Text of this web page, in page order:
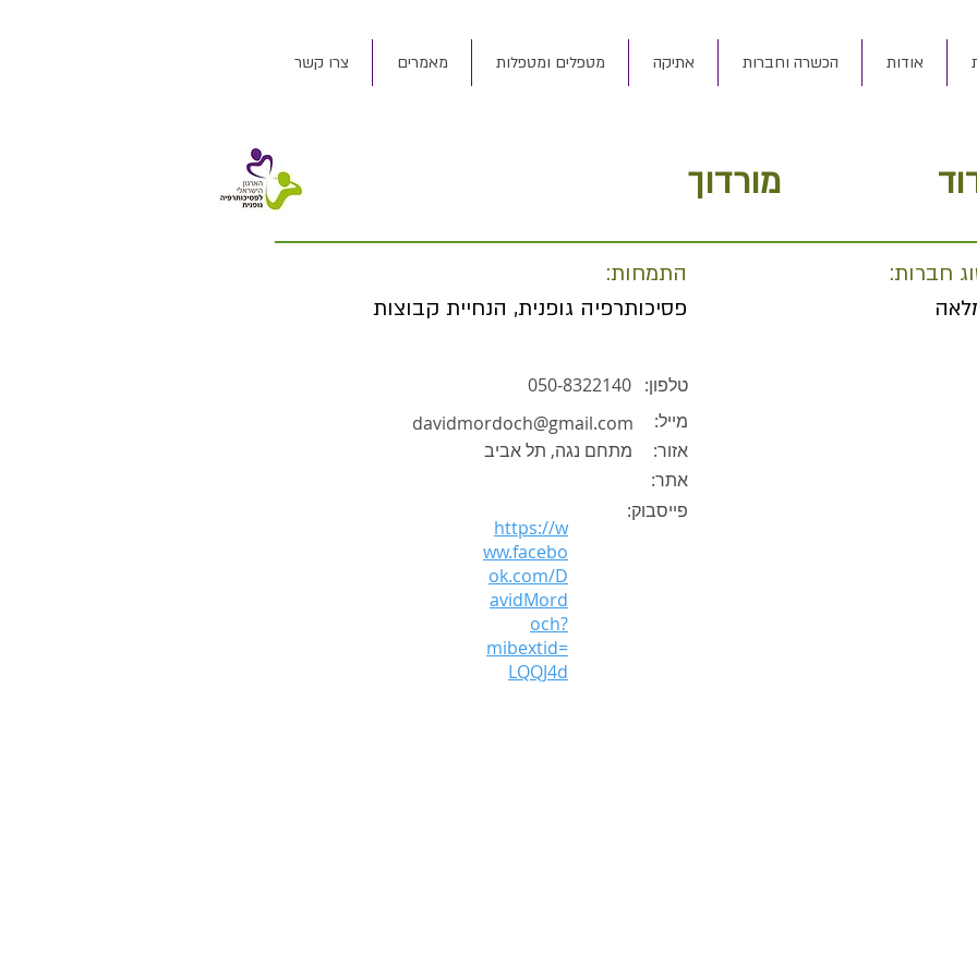
אודות הכשרה וחברות אתיקה מטפלים ומטפלות מאמרים צרו קשר
מורדוך
התמחות:
פסיכותרפיה גופנית, הנחיית קבוצות
חברות:
טלפון: 050-8322140
מייל:
davidmordoch@gmail.com
אזור:
מתחם נגה, תל אביב
אתר:
פייסבוק:
https://w
ww.facebo
ok.com/D
avidMord
och?
mibextid=
LQQJ4d